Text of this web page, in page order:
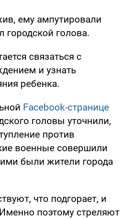
ему ампутировали
городской голова.
связаться с
и узнать
ребенка.
Facebook-странице
головы уточнили,
против
военные совершили
были жители города
что подгорает, и
поэтому стреляют